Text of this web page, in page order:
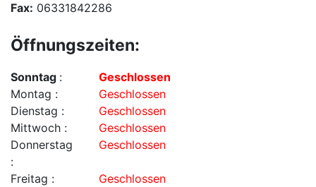
Fax: 06331842286
Öffnungszeiten:
Sonntag :
Geschlossen
Montag :
Geschlossen
Dienstag :
Geschlossen
Mittwoch :
Geschlossen
Donnerstag
:
Geschlossen
Freitag :
Geschlossen